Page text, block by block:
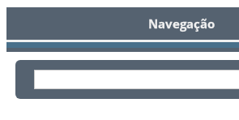
Navegação
Formulário de busca